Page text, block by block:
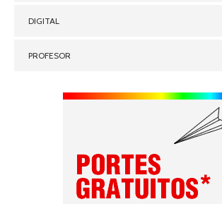
DIGITAL
PROFESOR